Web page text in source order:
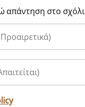
απάντηση στο